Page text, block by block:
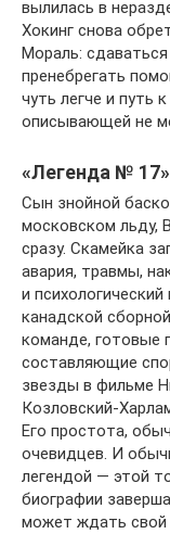
вылилась в
Хокинг снова
Мораль:
пренебрегать
чуть легче и путь
описывающей не
«Легенда № 17»
Сын знойной
московском льду,
сразу. Скамейка
авария, травмы,
и психологический
канадской
команде, готовые
составляющие
звезды в фильме
Козловский-
Его простота,
очевидцев. И
легендой — этой
биографии
может ждать свой